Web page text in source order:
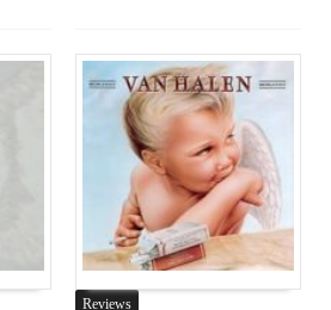
Reviews